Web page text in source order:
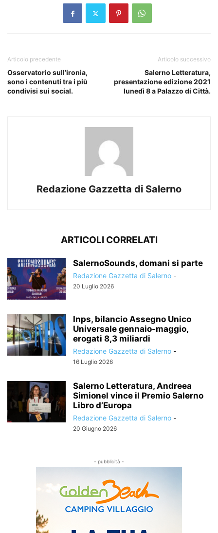
Articolo precedente
Osservatorio sull’ironia,
sono i contenuti tra i più
condivisi sui social.
Articolo successivo
Salerno Letteratura,
presentazione edizione 2021
lunedì 8 a Palazzo di Città.
Redazione Gazzetta di Salerno
ARTICOLI CORRELATI
SalernoSounds, domani si parte
Redazione Gazzetta di Salerno -
20 Luglio 2026
Inps, bilancio Assegno Unico
Universale gennaio-maggio,
erogati 8,3 miliardi
Redazione Gazzetta di Salerno -
16 Luglio 2026
Salerno Letteratura, Andreea
Simionel vince il Premio Salerno
Libro d’Europa
Redazione Gazzetta di Salerno -
20 Giugno 2026
- pubblicità -